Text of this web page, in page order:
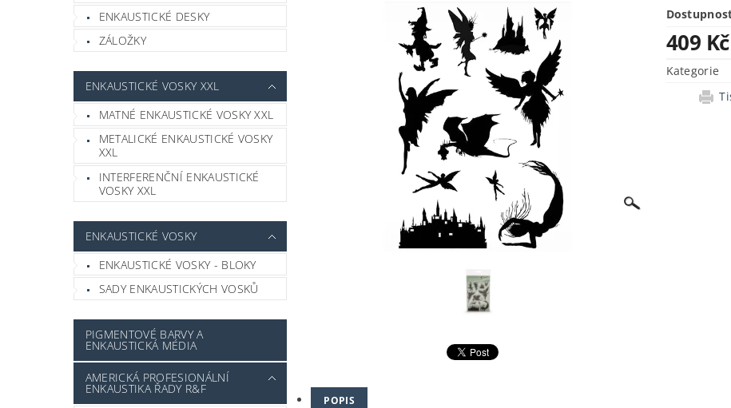
ENKAUSTICKÉ DESKY
ZÁLOŽKY
ENKAUSTICKÉ VOSKY XXL
MATNÉ ENKAUSTICKÉ VOSKY XXL
METALICKÉ ENKAUSTICKÉ VOSKY
XXL
INTERFERENČNÍ ENKAUSTICKÉ
VOSKY XXL
ENKAUSTICKÉ VOSKY
ENKAUSTICKÉ VOSKY - BLOKY
SADY ENKAUSTICKÝCH VOSKŮ
PIGMENTOVÉ BARVY A
ENKAUSTICKÁ MÉDIA
AMERICKÁ PROFESIONÁLNÍ
ENKAUSTIKA ŘADY R&F
409 Kč
Kategorie
POPIS